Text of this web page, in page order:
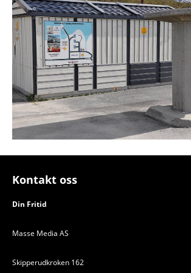
Kontakt oss
Din Fritid
Masse Media AS
Skipperudkroken 162